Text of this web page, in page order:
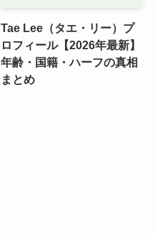
Tae Lee（タエ・リー）プ
ロフィール【2026年最新】
年齢・国籍・ハーフの真相
まとめ